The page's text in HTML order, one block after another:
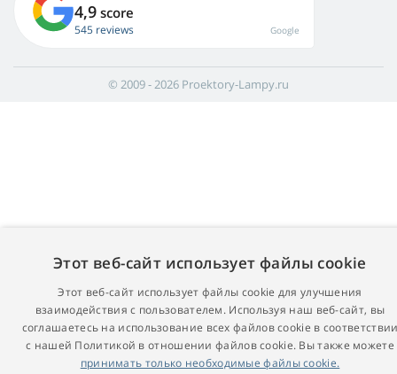
4,9 score
545 reviews Google
© 2009 - 2026 Proektory-Lampy.ru
Этот веб-сайт использует файлы cookie
Этот веб-сайт использует файлы cookie для улучшения
взаимодействия с пользователем. Используя наш веб-сайт, вы
соглашаетесь на использование всех файлов cookie в
с нашей Политикой в ​​отношении файлов cookie. Вы также можете
принимать только необходимые файлы cookie.